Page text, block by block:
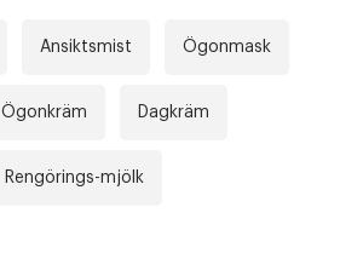
Ansiktsmist Ögonmask
Ögonkräm Dagkräm
Rengörings-mjölk